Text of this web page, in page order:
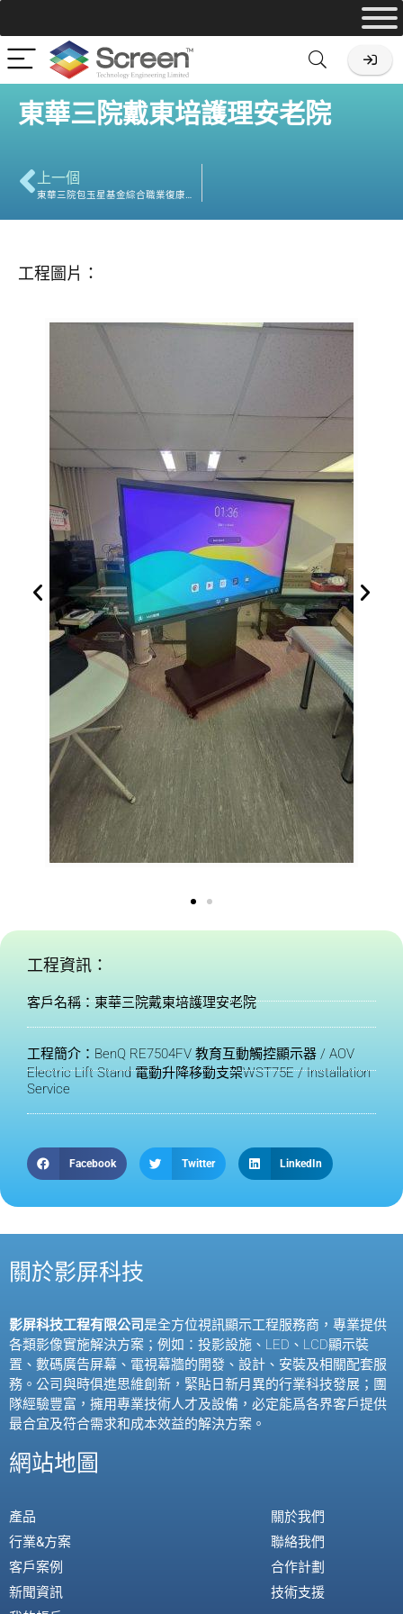
東華三院戴東培護理安老院
上一個
工程圖片：
工程資訊：
客戶名稱：東華三院戴東培護理安老院
工程簡介：BenQ RE7504FV 教育互動觸控顯示器 / AOV
Electric Lift Stand 電動升降移動支架WST75E / Installation
Service
Facebook Twitter LinkedIn
關於影屏科技
影屏科技工程有限公司是全方位視訊顯示工程服務商，專業提供
各類影像實施解決方案；例如：投影設施、 LED 、 LCD顯示裝
置、數碼廣告屏幕、電視幕牆的開發、設計、安裝及相關配套服
務。公司與時俱進思維創新，緊貼日新月異的行業科技發展；團
隊經驗豐富，擁用專業技術人才及設備，必定能爲各界客戶提供
最合宜及符合需求和成本效益的解決方案。
網站地圖
產品
行業&方案
客戶案例
新聞資訊
關於我們
聯絡我們
合作計劃
技術支援